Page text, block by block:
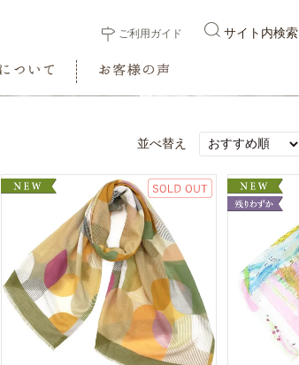
ご利用ガイド サイト内検索
並べ替え